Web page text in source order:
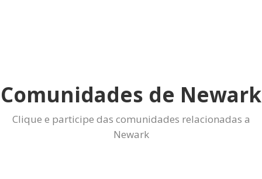
Comunidades de Newark
Clique e participe das comunidades relacionadas a
Newark